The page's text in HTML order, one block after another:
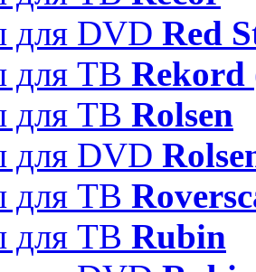
для DVD Red
для ТВ Rekord
для ТВ Rolsen
для DVD
для ТВ
для ТВ Rubin